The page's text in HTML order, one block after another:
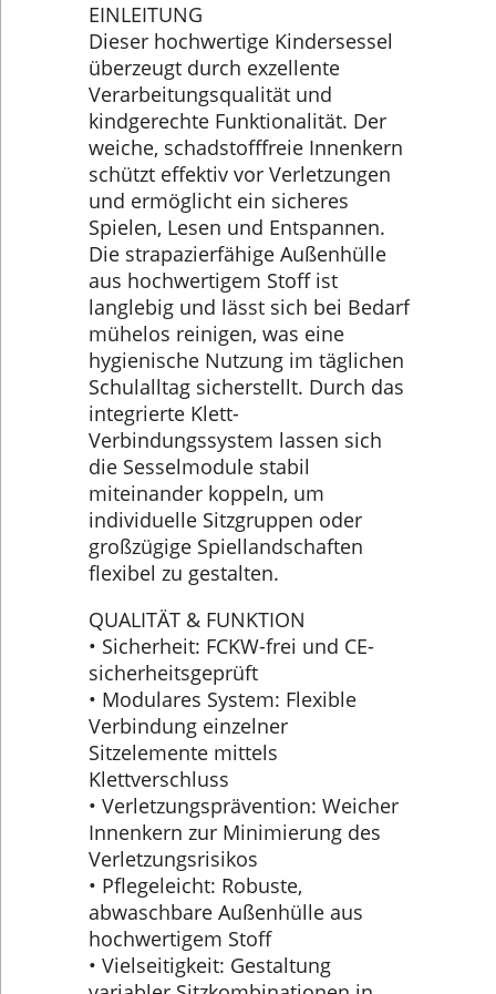
EINLEITUNG
Dieser hochwertige Kindersessel
überzeugt durch exzellente
Verarbeitungsqualität und
kindgerechte Funktionalität. Der
weiche, schadstofffreie Innenkern
schützt effektiv vor Verletzungen
und ermöglicht ein sicheres
Spielen, Lesen und Entspannen.
Die strapazierfähige Außenhülle
aus hochwertigem Stoff ist
langlebig und lässt sich bei Bedarf
mühelos reinigen, was eine
hygienische Nutzung im täglichen
Schulalltag sicherstellt. Durch das
integrierte Klett-
Verbindungssystem lassen sich
die Sesselmodule stabil
miteinander koppeln, um
individuelle Sitzgruppen oder
großzügige Spiellandschaften
flexibel zu gestalten.
QUALITÄT & FUNKTION
• Sicherheit: FCKW-frei und CE-
sicherheitsgeprüft
• Modulares System: Flexible
Verbindung einzelner
Sitzelemente mittels
Klettverschluss
• Verletzungsprävention: Weicher
Innenkern zur Minimierung des
Verletzungsrisikos
• Pflegeleicht: Robuste,
abwaschbare Außenhülle aus
hochwertigem Stoff
• Vielseitigkeit: Gestaltung